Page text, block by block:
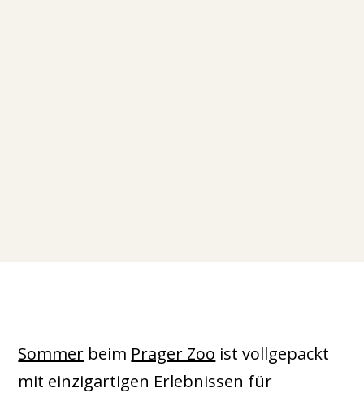
Sommer beim Prager Zoo ist vollgepackt
mit einzigartigen Erlebnissen für